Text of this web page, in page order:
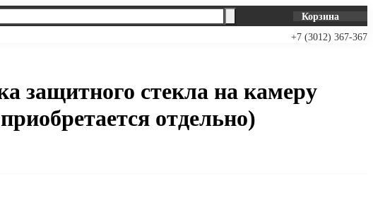
Корзина
+7 (3012) 367-367
защитного стекла на камеру
отдельно)